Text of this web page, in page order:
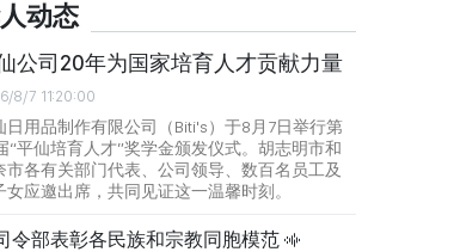
动态
公司20年为国家培育人才贡献力量
8/7 11:20:00
日用品制作有限公司（Biti's）于8月7日举行第
“平仙培育人才”奖学金颁发仪式。胡志明市和
市各有关部门代表、公司领导、数百名员工及
女应邀出席，共同见证这一温馨时刻。
令部表彰各民族和宗教同胞模范